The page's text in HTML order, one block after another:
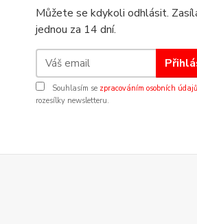
Můžete se kdykoli odhlásit.
jednou za 14 dní.
Souhlasím se zpracováním osobních údajů
rozesílky newsletteru.